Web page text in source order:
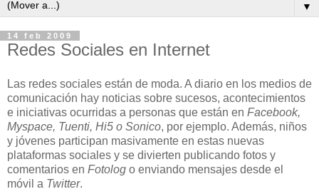
▼
14 feb 2009
Redes Sociales en Internet
Las redes sociales están de moda. A diario en los medios de
comunicación hay noticias sobre sucesos, acontecimientos
e iniciativas ocurridas a personas que están en Facebook,
Myspace, Tuenti, Hi5 o Sonico, por ejemplo. Además, niños
y jóvenes participan masivamente en estas nuevas
plataformas sociales y se divierten publicando fotos y
comentarios en Fotolog o enviando mensajes desde el
móvil a Twitter.